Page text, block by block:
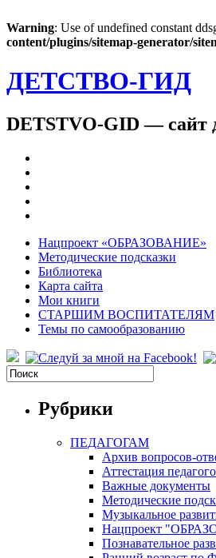
Warning: Use of undefined constant
content/plugins/sitemap-generator/
ДЕТСТВО-ГИД
DETSTVO-GID — сайт
Нацпроект «ОБРАЗОВАНИЕ»
Методические подсказки
Библиотека
Карта сайта
Мои книги
СТАРШИМ ВОСПИТАТЕЛЯМ
Темы по самообразованию
Рубрики
ПЕДАГОГАМ
Архив вопросов-
Аттестация
Важные документы
Методические
Музыкальное
Нацпроект
Познавательное